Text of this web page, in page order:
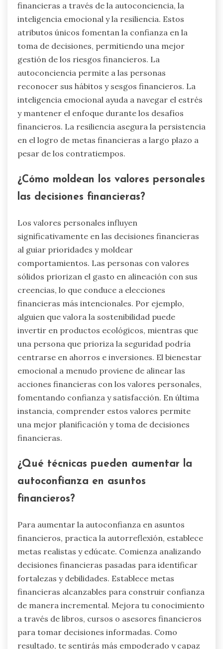
financieras a través de la autoconciencia, la
inteligencia emocional y la resiliencia. Estos
atributos únicos fomentan la confianza en la
toma de decisiones, permitiendo una mejor
gestión de los riesgos financieros. La
autoconciencia permite a las personas
reconocer sus hábitos y sesgos financieros. La
inteligencia emocional ayuda a navegar el estrés
y mantener el enfoque durante los desafíos
financieros. La resiliencia asegura la persistencia
en el logro de metas financieras a largo plazo a
pesar de los contratiempos.
¿Cómo moldean los valores personales
las decisiones financieras?
Los valores personales influyen
significativamente en las decisiones financieras
al guiar prioridades y moldear
comportamientos. Las personas con valores
sólidos priorizan el gasto en alineación con sus
creencias, lo que conduce a elecciones
financieras más intencionales. Por ejemplo,
alguien que valora la sostenibilidad puede
invertir en productos ecológicos, mientras que
una persona que prioriza la seguridad podría
centrarse en ahorros e inversiones. El bienestar
emocional a menudo proviene de alinear las
acciones financieras con los valores personales,
fomentando confianza y satisfacción. En última
instancia, comprender estos valores permite
una mejor planificación y toma de decisiones
financieras.
¿Qué técnicas pueden aumentar la
autoconfianza en asuntos
financieros?
Para aumentar la autoconfianza en asuntos
financieros, practica la autorreflexión, establece
metas realistas y edúcate. Comienza analizando
decisiones financieras pasadas para identificar
fortalezas y debilidades. Establece metas
financieras alcanzables para construir confianza
de manera incremental. Mejora tu conocimiento
a través de libros, cursos o asesores financieros
para tomar decisiones informadas. Como
resultado, te sentirás más empoderado y capaz